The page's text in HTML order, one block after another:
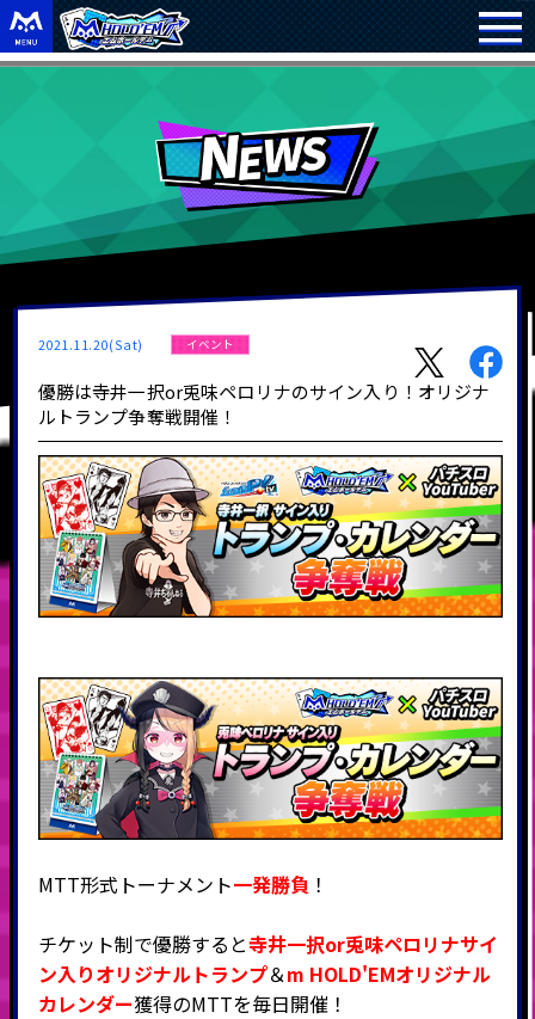
2021.11.20(Sat) イベント
優勝は寺井一択or兎味ペロリナのサイン入り！オリジナ
ルトランプ争奪戦開催！
MTT形式トーナメント一発勝負 ！
チケット制で優勝すると寺井一択or兎味ペロリナサイ
ン入りオリジナルトランプ＆m HOLD'EMオリジナル
カレンダー獲得のMTTを毎日開催！